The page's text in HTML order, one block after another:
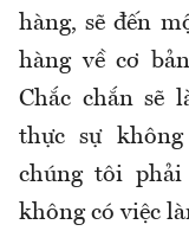
hàng, sẽ đến
hàng về cơ
Chắc chắn sẽ
thực sự
chúng tôi
không có việc